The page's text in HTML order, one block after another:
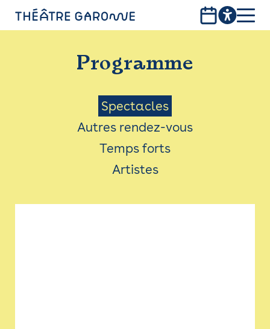
PROGRAMME
INFOS PRATIQUES
AVEC LES PUBLICS
ACCESSIBILITÉ
LES PRODUCTIONS
Programme
Menu
Saison
Spectacles
Autres rendez-vous
Temps forts
Artistes